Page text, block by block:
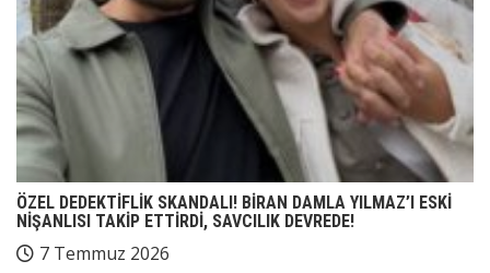
ÖZEL DEDEKTİFLİK SKANDALI! BİRAN DAMLA YILMAZ’I ESKİ
NİŞANLISI TAKİP ETTİRDİ, SAVCILIK DEVREDE!
7 Temmuz 2026